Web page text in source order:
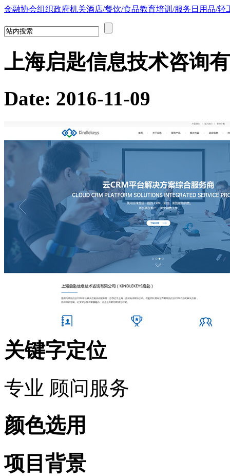
金融协会组织政府机关酒店/餐饮/食品教育培训/服务 日用品/轻
上海启匙信息技术咨询
Date: 2016-11-09
关键字定位
专业 顾问服务
颜色选用
项目背景